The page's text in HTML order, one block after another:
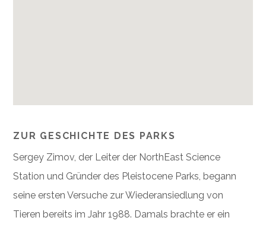
ZUR GESCHICHTE DES PARKS
Sergey Zimov, der Leiter der NorthEast Science
Station und Gründer des Pleistocene Parks, begann
seine ersten Versuche zur Wiederansiedlung von
Tieren bereits im Jahr 1988. Damals brachte er ein